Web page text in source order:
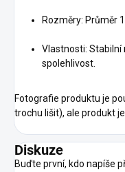
Rozměry: Průměr
Vlastnosti: Stabilní
spolehlivost.
Fotografie produktu je
trochu lišit), ale produkt
Diskuze
Buďte první, kdo napíše